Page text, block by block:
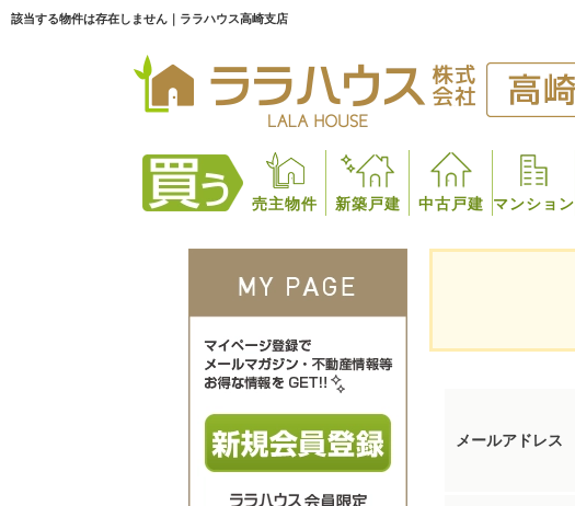
該当する物件は存在しません｜ララハウス高崎支店
売主物件 新築戸建 中古戸建 マンション
メールアドレス